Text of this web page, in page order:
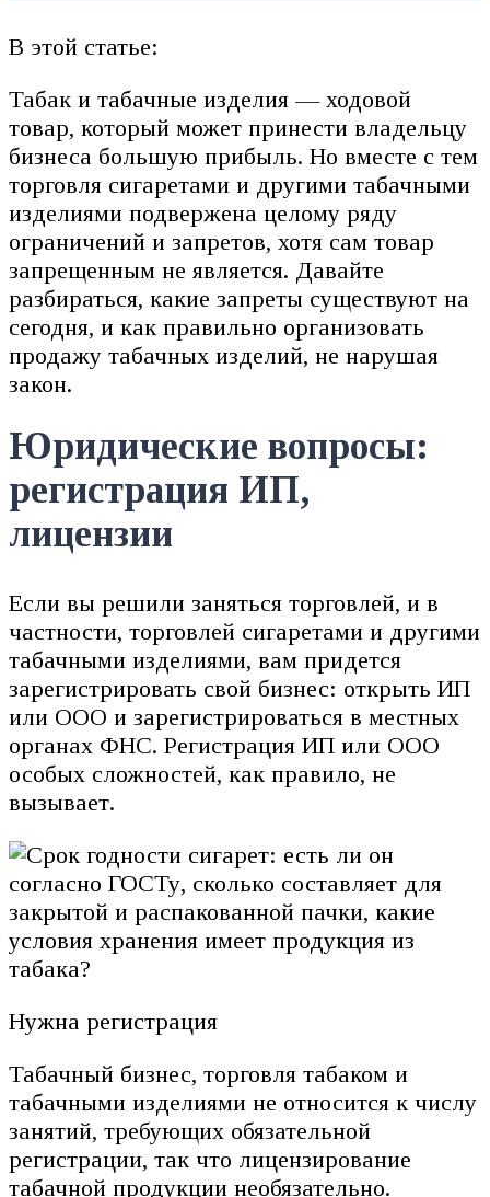
В этой статье:
Табак и табачные изделия — ходовой
товар, который может принести владельцу
бизнеса большую прибыль. Но вместе с тем
торговля сигаретами и другими табачными
изделиями подвержена целому ряду
ограничений и запретов, хотя сам товар
запрещенным не является. Давайте
разбираться, какие запреты существуют на
сегодня, и как правильно организовать
продажу табачных изделий, не нарушая
закон.
Юридические вопросы:
регистрация ИП,
лицензии
Если вы решили заняться торговлей, и в
частности, торговлей сигаретами и другими
табачными изделиями, вам придется
зарегистрировать свой бизнес: открыть ИП
или ООО и зарегистрироваться в местных
органах ФНС. Регистрация ИП или ООО
особых сложностей, как правило, не
вызывает.
Нужна регистрация
Табачный бизнес, торговля табаком и
табачными изделиями не относится к числу
занятий, требующих обязательной
регистрации, так что лицензирование
табачной продукции необязательно.